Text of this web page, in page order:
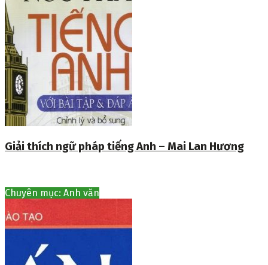
Giải thích ngữ pháp tiếng Anh – Mai Lan Hương
Chuyên mục: Anh văn